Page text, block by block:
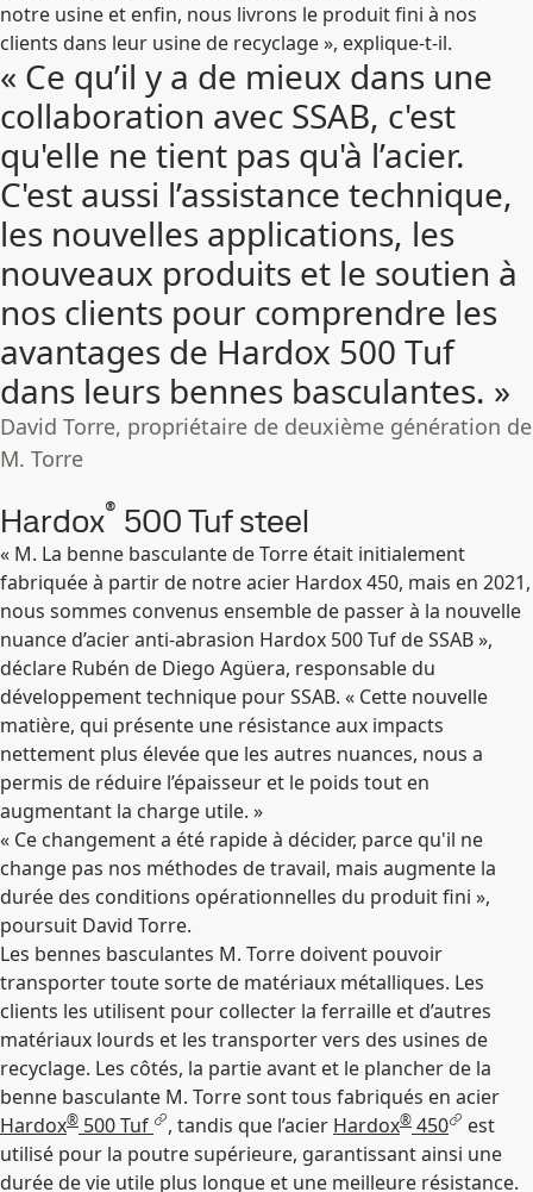
notre usine et enfin, nous livrons le produit fini à nos
clients dans leur usine de recyclage », explique-t-il.
« Ce qu’il y a de mieux dans une
collaboration avec SSAB, c'est
qu'elle ne tient pas qu'à l’acier.
C'est aussi l’assistance technique,
les nouvelles applications, les
nouveaux produits et le soutien à
nos clients pour comprendre les
avantages de Hardox 500 Tuf
dans leurs bennes basculantes. »
David Torre, propriétaire de deuxième génération de
M. Torre
Hardox® 500 Tuf steel
« M. La benne basculante de Torre était initialement
fabriquée à partir de notre acier Hardox 450, mais en 2021,
nous sommes convenus ensemble de passer à la nouvelle
nuance d’acier anti-abrasion Hardox 500 Tuf de SSAB »,
déclare Rubén de Diego Agüera, responsable du
développement technique pour SSAB. « Cette nouvelle
matière, qui présente une résistance aux impacts
nettement plus élevée que les autres nuances, nous a
permis de réduire l’épaisseur et le poids tout en
augmentant la charge utile. »
« Ce changement a été rapide à décider, parce qu'il ne
change pas nos méthodes de travail, mais augmente la
durée des conditions opérationnelles du produit fini »,
poursuit David Torre.
Les bennes basculantes M. Torre doivent pouvoir
transporter toute sorte de matériaux métalliques. Les
clients les utilisent pour collecter la ferraille et d’autres
matériaux lourds et les transporter vers des usines de
recyclage. Les côtés, la partie avant et le plancher de la
benne basculante M. Torre sont tous fabriqués en acier
Hardox® 500 Tuf , tandis que l’acier Hardox® 450
est
utilisé pour la poutre supérieure, garantissant ainsi une
durée de vie utile plus longue et une meilleure résistance.